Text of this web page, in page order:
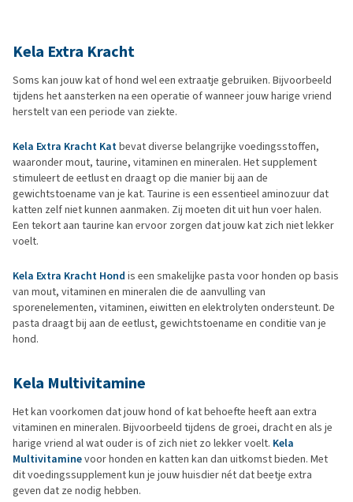
Kela Extra Kracht
Soms kan jouw kat of hond wel een extraatje gebruiken. Bijvoorbeeld
tijdens het aansterken na een operatie of wanneer jouw harige vriend
herstelt van een periode van ziekte.
Kela Extra Kracht Katbevat diverse belangrijke voedingsstoffen,
waaronder mout, taurine, vitaminen en mineralen. Het supplement
stimuleert de eetlust en draagt op die manier bij aan de
gewichtstoename van je kat. Taurine is een essentieel aminozuur dat
katten zelf niet kunnen aanmaken. Zij moeten dit uit hun voer halen.
Een tekort aan taurine kan ervoor zorgen dat jouw kat zich niet lekker
voelt.
Kela Extra Kracht Hond is een smakelijke pasta voor honden op basis
van mout, vitaminen en mineralen die de aanvulling van
sporenelementen, vitaminen, eiwitten en elektrolyten ondersteunt. De
pasta draagt bij aan de eetlust, gewichtstoename en conditie van je
hond.
Kela Multivitamine
Het kan voorkomen dat jouw hond of kat behoefte heeft aan extra
vitaminen en mineralen. Bijvoorbeeld tijdens de groei, dracht en als je
harige vriend al wat ouder is of zich niet zo lekker voelt. Kela
Multivitaminevoor honden en katten kan dan uitkomst bieden. Met
dit voedingssupplement kun je jouw huisdier nét dat beetje extra
geven dat ze nodig hebben.